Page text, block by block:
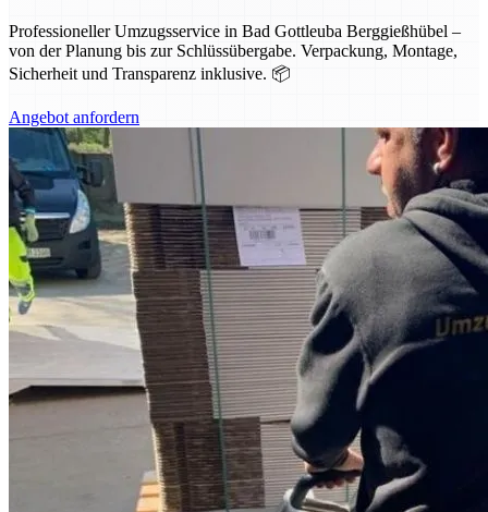
Professioneller Umzugsservice in Bad Gottleuba Berggießhübel –
von der Planung bis zur Schlüssübergabe. Verpackung, Montage,
Sicherheit und Transparenz inklusive. 📦
Angebot anfordern